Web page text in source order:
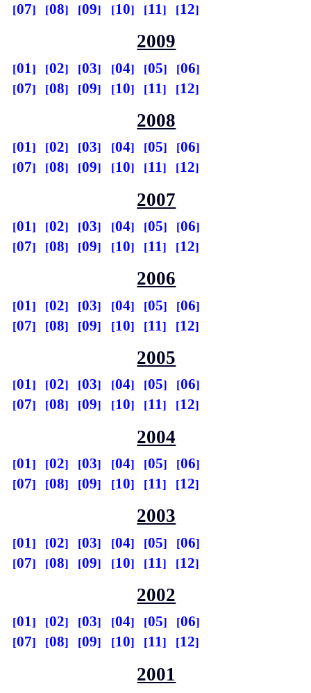
07
08 09 10 11 12
2009
01 02 03 04 05
06
07
08 09 10 11 12
2008
01 02 03 04 05
06
07
08 09 10 11 12
2007
01 02 03 04 05
06
07
08 09 10 11 12
2006
01 02 03 04 05
06
07
08 09 10 11 12
2005
01 02 03 04 05
06
07
08 09 10 11 12
2004
01 02 03 04 05
06
07
08 09 10 11 12
2003
01 02 03 04 05
06
07
08 09 10 11 12
2002
01 02 03 04 05
06
07
08 09 10 11 12
2001